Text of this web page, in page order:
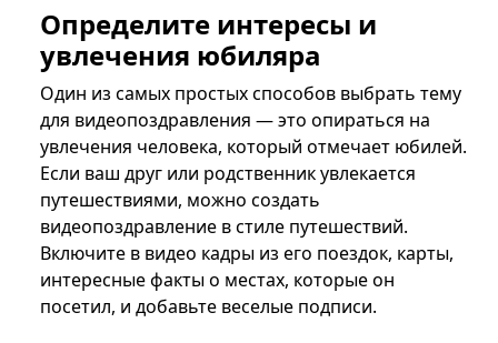
Определите интересы и
увлечения юбиляра
Один из самых простых способов выбрать тему
для видеопоздравления — это опираться на
увлечения человека, который отмечает юбилей.
Если ваш друг или родственник увлекается
путешествиями, можно создать
видеопоздравление в стиле путешествий.
Включите в видео кадры из его поездок, карты,
интересные факты о местах, которые он
посетил, и добавьте веселые подписи.